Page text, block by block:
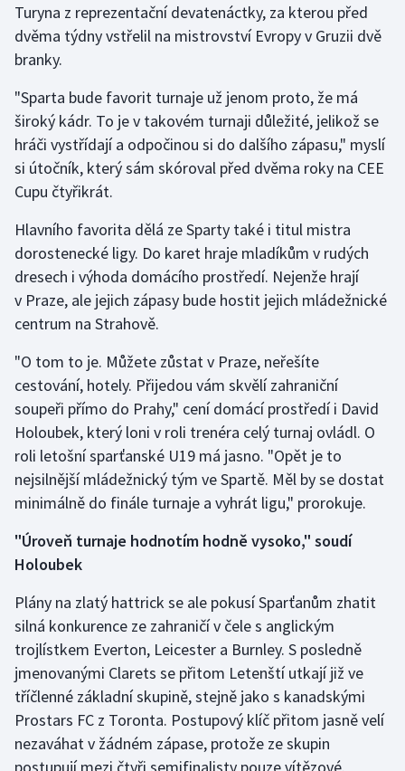
Parasport
Plavání
Plážový volejbal
Ragby
Rychlobruslení
Rychlostní kanoistika
Short track
Sportovní střelba
Stolní tenis
Triatlon
Veslování
Vodní slalom
Volejbal
Ostatní
Turyna z reprezentační devatenáctky, za kterou před
dvěma týdny vstřelil na mistrovství Evropy v Gruzii dvě
branky.
"Sparta bude favorit turnaje už jenom proto, že má
široký kádr. To je v takovém turnaji důležité, jelikož se
hráči vystřídají a odpočinou si do dalšího zápasu," myslí
si útočník, který sám skóroval před dvěma roky na CEE
Cupu čtyřikrát.
Hlavního favorita dělá ze Sparty také i titul mistra
dorostenecké ligy. Do karet hraje mladíkům v rudých
dresech i výhoda domácího prostředí. Nejenže hrají
v Praze, ale jejich zápasy bude hostit jejich mládežnické
centrum na Strahově.
"O tom to je. Můžete zůstat v Praze, neřešíte
cestování, hotely. Přijedou vám skvělí zahraniční
soupeři přímo do Prahy," cení domácí prostředí i David
Holoubek, který loni v roli trenéra celý turnaj ovládl. O
roli letošní sparťanské U19 má jasno. "Opět je to
nejsilnější mládežnický tým ve Spartě. Měl by se dostat
minimálně do finále turnaje a vyhrát ligu," prorokuje.
"Úroveň turnaje hodnotím hodně vysoko," soudí
Holoubek
Plány na zlatý hattrick se ale pokusí Sparťanům zhatit
silná konkurence ze zahraničí v čele s anglickým
trojlístkem Everton, Leicester a Burnley. S posledně
jmenovanými Clarets se přitom Letenští utkají již ve
tříčlenné základní skupině, stejně jako s kanadskými
Prostars FC z Toronta. Postupový klíč přitom jasně velí
nezaváhat v žádném zápase, protože ze skupin